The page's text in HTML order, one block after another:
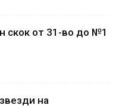
скок от 31-во до №1
на